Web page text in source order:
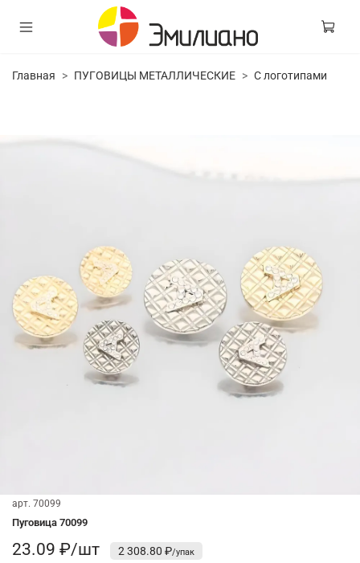
Главная ПУГОВИЦЫ МЕТАЛЛИЧЕСКИЕ С логотипами
арт. 70099
Пуговица 70099
23.09 ₽/шт 2 308.80 ₽